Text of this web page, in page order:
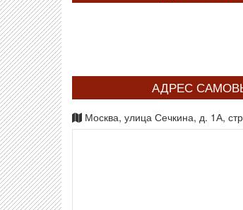
АДРЕС
Москва, улица Сечкина, д. 1А,